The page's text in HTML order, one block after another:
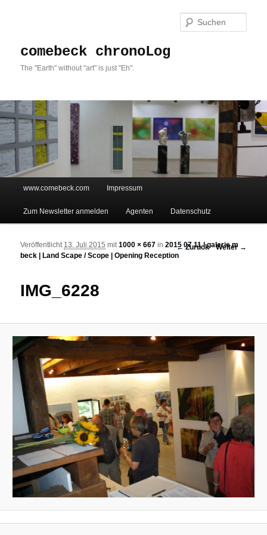
comebeck chronoLog
The "Earth" without "art" is just "Eh".
Zum Inhalt wechseln
Zum sekundären Inhalt wechseln
www.comebeck.com Impressum
Zum Newsletter anmelden Agenten Datenschutz
Bilder-Navigation
← Zurück Weiter →
IMG_6228
Veröffentlicht 13. Juli 2015 mit1000 × 667 in2015 07 11 | galerie m
beck | Land Scape / Scope | Opening Reception